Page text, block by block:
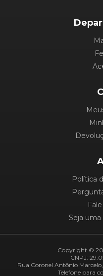
Política
Seja
Copyright ©
CNPJ:
Rua Coronel Antônio Marcelo,
Telefone para